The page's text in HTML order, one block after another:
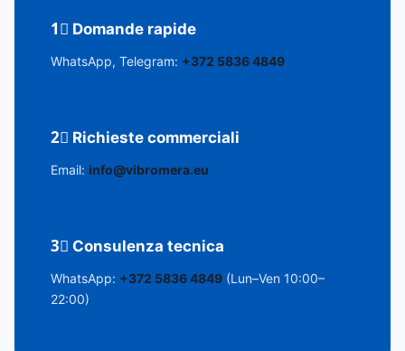
1⃣ Domande rapide
WhatsApp, Telegram: +372 5836 4849
2⃣ Richieste commerciali
Email: info@vibromera.eu
3⃣ Consulenza tecnica
WhatsApp: +372 5836 4849 (Lun–Ven 10:00–
22:00)